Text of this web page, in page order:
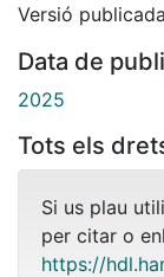
Versió publicada
Data de
2025
Tots els
Si us plau
per citar o
https://